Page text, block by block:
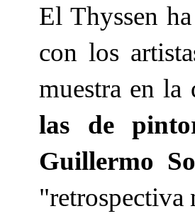
El Thyssen
con los
muestra en
las de
Guillermo
"retrospectiva